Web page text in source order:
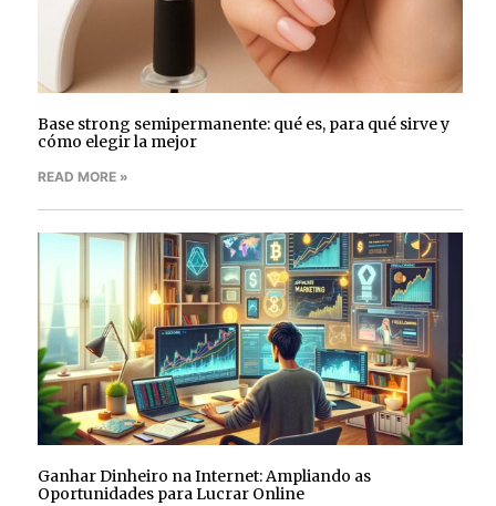
Base strong semipermanente: qué es, para qué sirve y
cómo elegir la mejor
READ MORE »
Ganhar Dinheiro na Internet: Ampliando as
Oportunidades para Lucrar Online